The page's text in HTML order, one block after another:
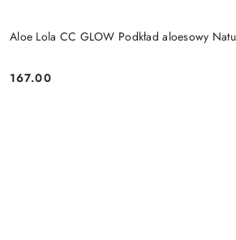
Aloe Lola CC GLOW Podkład aloesowy
Cena:
167.00